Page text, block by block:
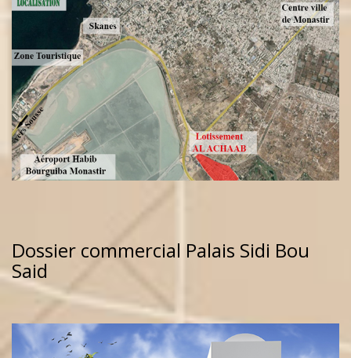
Dossier commercial Palais Sidi Bou
Said